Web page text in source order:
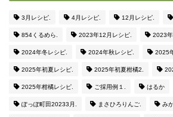
3月レシピ. 4月レシピ. 12月レシピ.
854くるめら. 2023年12月レシピ. 2023年
2024年冬レシピ. 2024年秋レシピ. 2025
2025年初夏レシピ. 2025年初夏柑橘2.
2025年柑橘レシピ. ご採用例１. はるか
ぽっぽ町田20233月. まさひろりんご. み